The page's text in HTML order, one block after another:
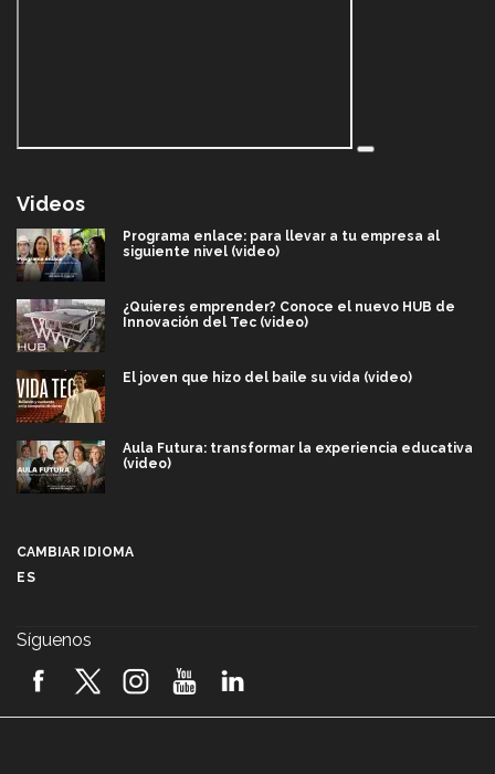
Videos
Programa enlace: para llevar a tu empresa al
siguiente nivel (video)
¿Quieres emprender? Conoce el nuevo HUB de
Innovación del Tec (video)
El joven que hizo del baile su vida (video)
Aula Futura: transformar la experiencia educativa
(video)
2026! (video)
CAMBIAR IDIOMA
ES
Síguenos